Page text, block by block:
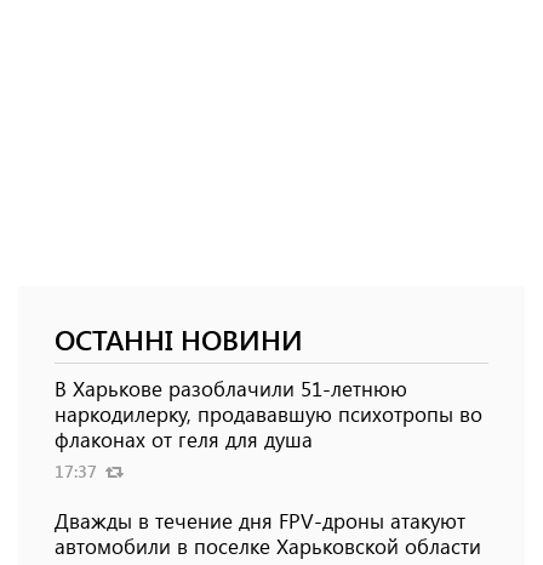
ОСТАННІ НОВИНИ
В Харькове разоблачили 51-летнюю
наркодилерку, продававшую психотропы во
флаконах от геля для душа
17:37
Дважды в течение дня FPV-дроны атакуют
автомобили в поселке Харьковской области